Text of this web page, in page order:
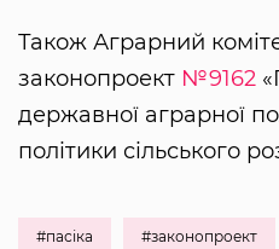
Також Аграрний
законопроект №9162
державної аграрної
політики сільського
#пасіка #законопроект